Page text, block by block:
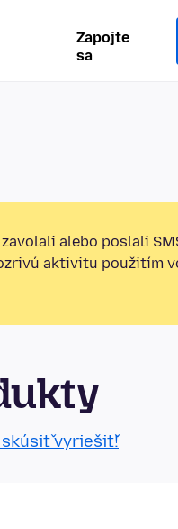
Zapojte
sa
alebo poslali
aktivitu použitím
skúsiť vyriešiť!